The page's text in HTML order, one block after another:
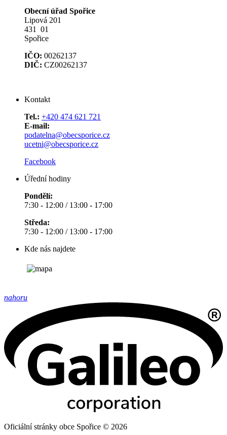
Obecní úřad Spořice
Lipová 201
431 01
Spořice
IČO: 00262137
DIČ: CZ00262137
Kontakt
Tel.: +420 474 621 721
E-mail:
podatelna@obecsporice.cz
ucetni@obecsporice.cz
Facebook
Úřední hodiny
Pondělí:
7:30 - 12:00 / 13:00 - 17:00
Středa:
7:30 - 12:00 / 13:00 - 17:00
Kde nás najdete
nahoru
Oficiální stránky obce Spořice © 2026